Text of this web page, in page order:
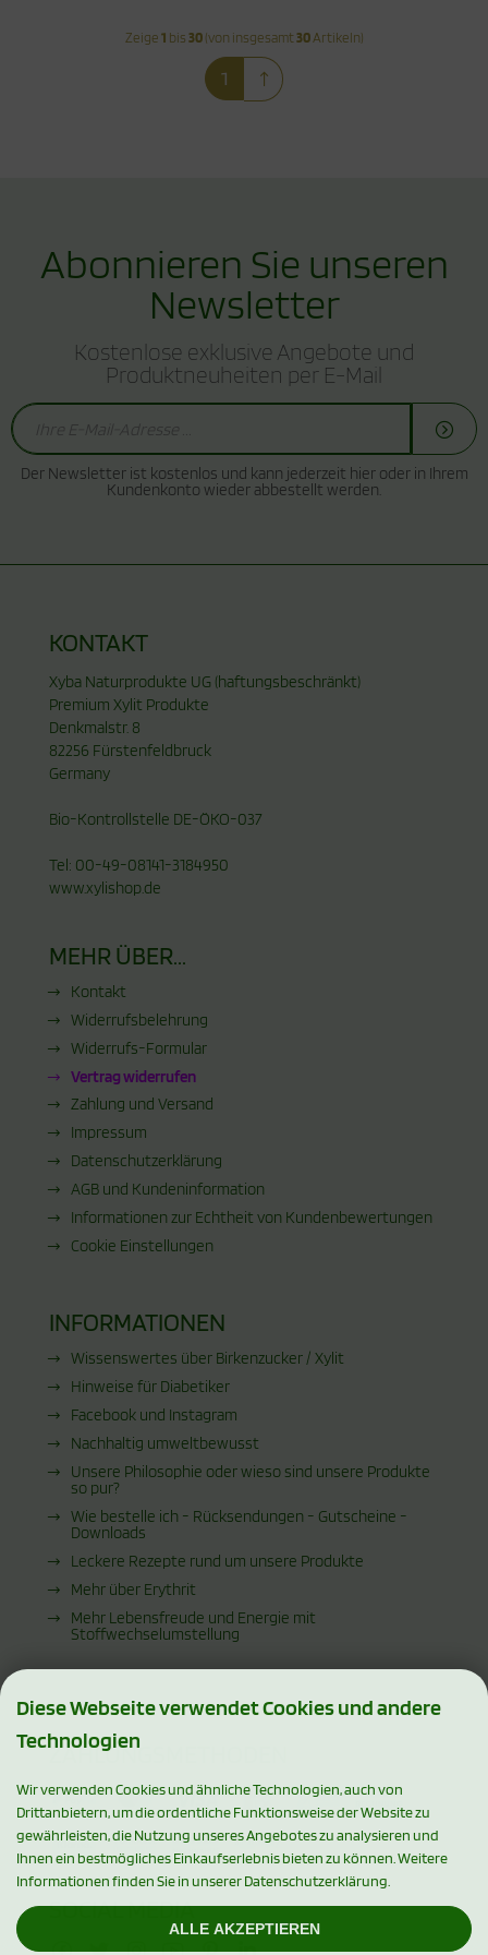
Zeige 1 bis 30(von insgesamt30Artikeln)
1
Abonnieren Sie unseren
Newsletter
Kostenlose exklusive Angebote und
Produktneuheiten per E-Mail
Der Newsletter ist kostenlos und kann jederzeit hier oder in Ihrem
Kundenkonto wieder abbestellt werden.
KONTAKT
Xyba Naturprodukte UG (haftungsbeschränkt)
Premium Xylit Produkte
Denkmalstr. 8
82256 Fürstenfeldbruck
Germany
Bio-Kontrollstelle DE-ÖKO-037
Tel: 00-49-08141-3184950
www.xylishop.de
MEHR ÜBER...
Kontakt
Widerrufsbelehrung
Widerrufs-Formular
Vertrag widerrufen
Zahlung und Versand
Impressum
Datenschutzerklärung
AGB und Kundeninformation
Informationen zur Echtheit von Kundenbewertungen
Cookie Einstellungen
INFORMATIONEN
Wissenswertes über Birkenzucker / Xylit
Hinweise für Diabetiker
Facebook und Instagram
Nachhaltig umweltbewusst
Unsere Philosophie oder wieso sind unsere Produkte
so pur?
Wie bestelle ich - Rücksendungen - Gutscheine -
Downloads
Leckere Rezepte rund um unsere Produkte
Mehr über Erythrit
Mehr Lebensfreude und Energie mit
Stoffwechselumstellung
ZAHLUNGSMETHODEN
SOCIAL MEDIA
Diese Webseite verwendet Cookies und andere
Technologien
Wir verwenden Cookies und ähnliche Technologien, auch von
Drittanbietern, um die ordentliche Funktionsweise der Website zu
gewährleisten, die Nutzung unseres Angebotes zu analysieren und
Ihnen ein bestmögliches Einkaufserlebnis bieten zu können. Weitere
Informationen finden Sie in unserer Datenschutzerklärung.
ALLE AKZEPTIEREN